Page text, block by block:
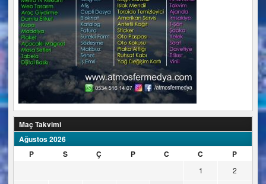
Maç Takvimi
Ağustos 2026
P
S Ç P C C P
1
2